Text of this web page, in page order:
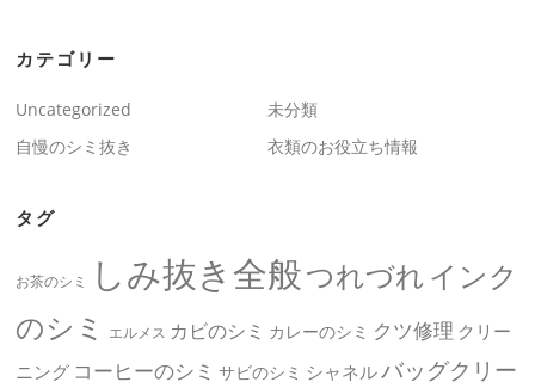
カテゴリー
Uncategorized
未分類
自慢のシミ抜き
衣類のお役立ち情報
タグ
お茶のシミ しみ抜き全般つれづれ インク
のシミ
エルメス カビのシミ カレーのシミ クツ修理 クリー
ニング コーヒーのシミ サビのシミ シャネルバッグクリー